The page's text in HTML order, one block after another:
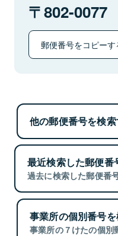
802-0077
郵便番号をコピーす
他の郵便番号を検
最近検索した郵便番
過去に検索した郵便番
事業所の個別番号
事業所の７けたの個別